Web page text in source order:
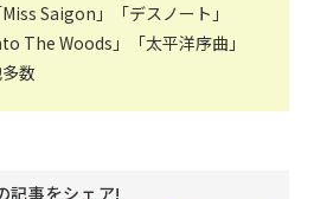
Saigon」「デスノート」
The Woods」「太平洋序曲」
数
記事をシェア!